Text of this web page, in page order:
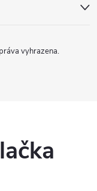
vyhrazena.